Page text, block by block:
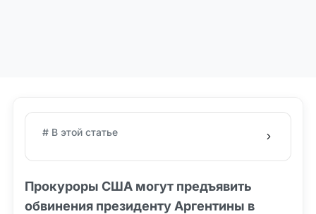
# В этой статье
Прокуроры США могут предъявить
обвинения президенту Аргентины в